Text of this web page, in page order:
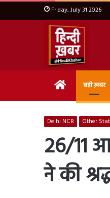
Friday, July 31 2026
Home बड़ी ख़बर
Delhi NCR Other
26/11
ने की